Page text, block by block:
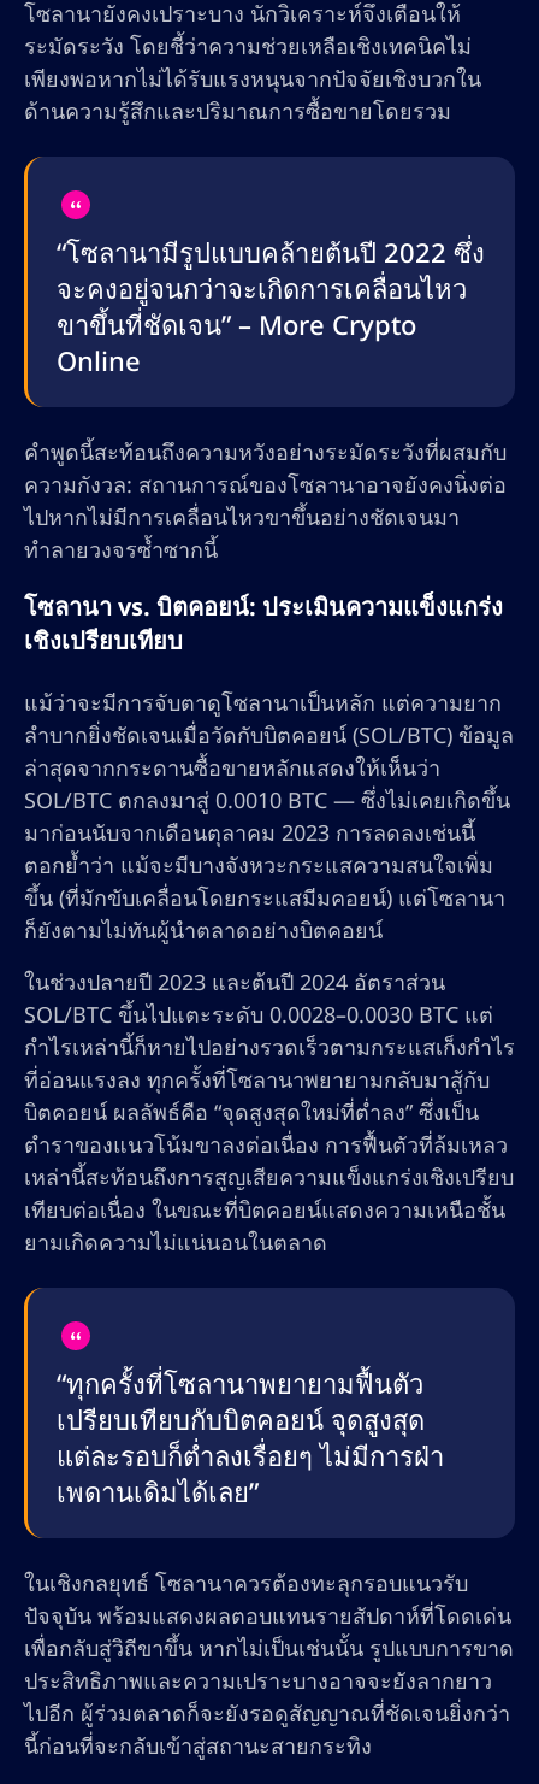
โซลานายังคงเปราะบาง นักวิเคราะห์จึงเตือนให้
ระมัดระวัง โดยชี้ว่าความช่วยเหลือเชิงเทคนิคไม่
เพียงพอหากไม่ได้รับแรงหนุนจากปัจจัยเชิงบวกใน
ด้านความรู้สึกและปริมาณการซื้อขายโดยรวม
“โซลานามีรูปแบบคล้ายต้นปี 2022 ซึ่ง
จะคงอยู่จนกว่าจะเกิดการเคลื่อนไหว
ขาขึ้นที่ชัดเจน” – More Crypto
Online
คำพูดนี้สะท้อนถึงความหวังอย่างระมัดระวังที่ผสมกับ
ความกังวล: สถานการณ์ของโซลานาอาจยังคงนิ่งต่อ
ไปหากไม่มีการเคลื่อนไหวขาขึ้นอย่างชัดเจนมา
ทำลายวงจรซ้ำซากนี้
โซลานา vs. บิตคอยน์: ประเมินความแข็งแกร่ง
เชิงเปรียบเทียบ
แม้ว่าจะมีการจับตาดูโซลานาเป็นหลัก แต่ความยาก
ลำบากยิ่งชัดเจนเมื่อวัดกับบิตคอยน์ (SOL/BTC) ข้อมูล
ล่าสุดจากกระดานซื้อขายหลักแสดงให้เห็นว่า
SOL/BTC ตกลงมาสู่ 0.0010 BTC — ซึ่งไม่เคยเกิดขึ้น
มาก่อนนับจากเดือนตุลาคม 2023 การลดลงเช่นนี้
ตอกย้ำว่า แม้จะมีบางจังหวะกระแสความสนใจเพิ่ม
ขึ้น (ที่มักขับเคลื่อนโดยกระแสมีมคอยน์) แต่โซลานา
ก็ยังตามไม่ทันผู้นำตลาดอย่างบิตคอยน์
ในช่วงปลายปี 2023 และต้นปี 2024 อัตราส่วน
SOL/BTC ขึ้นไปแตะระดับ 0.0028–0.0030 BTC แต่
กำไรเหล่านี้ก็หายไปอย่างรวดเร็วตามกระแสเก็งกำไร
ที่อ่อนแรงลง ทุกครั้งที่โซลานาพยายามกลับมาสู้กับ
บิตคอยน์ ผลลัพธ์คือ “จุดสูงสุดใหม่ที่ต่ำลง” ซึ่งเป็น
ตำราของแนวโน้มขาลงต่อเนื่อง การฟื้นตัวที่ล้มเหลว
เหล่านี้สะท้อนถึงการสูญเสียความแข็งแกร่งเชิงเปรียบ
เทียบต่อเนื่อง ในขณะที่บิตคอยน์แสดงความเหนือชั้น
ยามเกิดความไม่แน่นอนในตลาด
“ทุกครั้งที่โซลานาพยายามฟื้นตัว
เปรียบเทียบกับบิตคอยน์ จุดสูงสุด
แต่ละรอบก็ต่ำลงเรื่อยๆ ไม่มีการฝ่า
เพดานเดิมได้เลย”
ในเชิงกลยุทธ์ โซลานาควรต้องทะลุกรอบแนวรับ
ปัจจุบัน พร้อมแสดงผลตอบแทนรายสัปดาห์ที่โดดเด่น
เพื่อกลับสู่วิถีขาขึ้น หากไม่เป็นเช่นนั้น รูปแบบการขาด
ประสิทธิภาพและความเปราะบางอาจจะยังลากยาว
ไปอีก ผู้ร่วมตลาดก็จะยังรอดูสัญญาณที่ชัดเจนยิ่งกว่า
นี้ก่อนที่จะกลับเข้าสู่สถานะสายกระทิง